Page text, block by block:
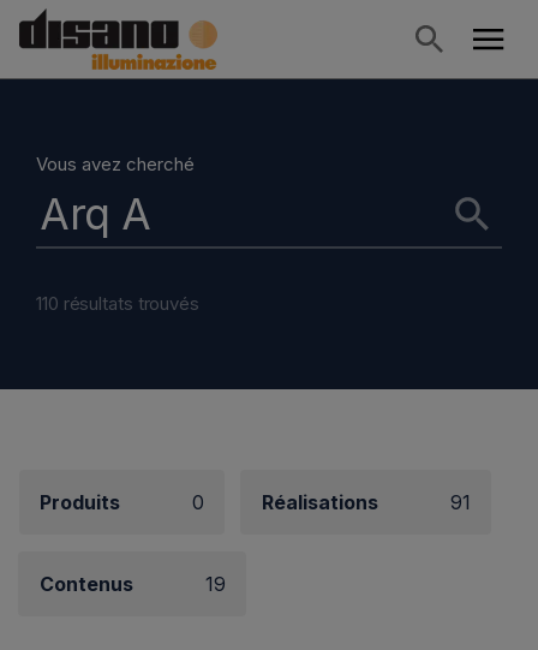
Vous avez cherché
110 résultats trouvés
Produits 0 Réalisations 91
Contenus 19